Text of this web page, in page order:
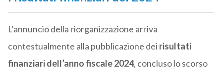
L’annuncio della riorganizzazione arriva
contestualmente alla pubblicazione dei risultati
finanziari dell’anno fiscale 2024, concluso lo scorso